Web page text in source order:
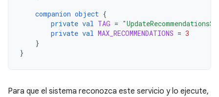
companion object {
private val TAG =
private val MAX_RECOMMENDATIONS = 3
}
}
Para que el sistema reconozca este servicio y lo ejecute,